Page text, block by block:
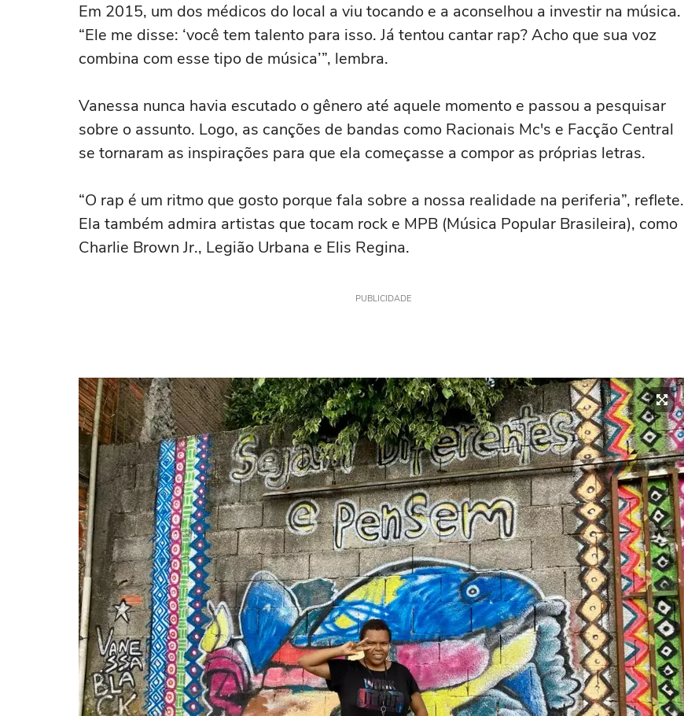
Em 2015, um dos médicos do local a viu tocando e a aconselhou a investir na música.
“Ele me disse: ‘você tem talento para isso. Já tentou cantar rap? Acho que sua voz
combina com esse tipo de música’”, lembra.
Vanessa nunca havia escutado o gênero até aquele momento e passou a pesquisar
sobre o assunto. Logo, as canções de bandas como Racionais Mc's e Facção Central
se tornaram as inspirações para que ela começasse a compor as próprias letras.
“O rap é um ritmo que gosto porque fala sobre a nossa realidade na periferia”, reflete.
Ela também admira artistas que tocam rock e MPB (Música Popular Brasileira), como
Charlie Brown Jr., Legião Urbana e Elis Regina.
PUBLICIDADE